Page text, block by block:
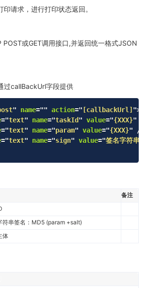
请求，进行打印状态返回。
POST或GET调用接口,并返回统一格式JSON
过callBackUrl字段提供
" name="" action=" [callbackUrl] ">
="text" name="taskId" value="{XXX}"
="text" name="param" value="{XXX}"
/>
="text" name="sign" value="签名字符串
Copy
备注
符串签名：MD5 (param +salt)
体